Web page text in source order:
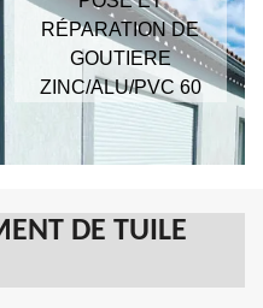
RÉPARATION DE
GOUTIERE
ZINC/ALU/PVC 60
DE TUILE